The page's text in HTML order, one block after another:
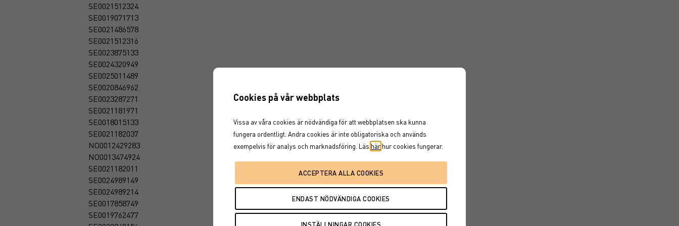
SE0021512324
SE0019071713
SE0021486578
SE0021512316
SE0023875133
SE0024320949
SE0025011489
SE0020846962
SE0023287271
SE0021181971
SE0018015133
SE0021182037
NO0012429283
NO0013474924
SE0021182011
SE0024989149
SE0024989214
SE0017858749
SE0019762477
Cookies på vår webbplats
Vissa av våra cookies är nödvändiga för att webbplatsen ska kunna
fungera ordentligt. Andra cookies är inte obligatoriska och används
exempelvis för analys och marknadsföring. Läs här hur cookies fungerar.